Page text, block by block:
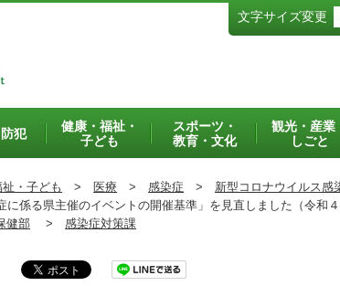
文字サイズ変更
犯
健康・福祉・
子ども
スポーツ・
教育・文化
観光・産業
しごと
・子ども > 医療 > 感染症 > 新型コロナウイルス感
係る県主催のイベントの開催基準」を見直しました（令和４
健部 > 感染症対策課